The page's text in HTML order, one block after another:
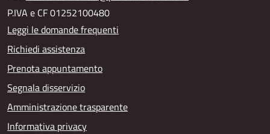
P.IVA e CF 01252100480
Leggi le domande frequenti
Richiedi assistenza
Prenota appuntamento
Segnala disservizio
Amministrazione trasparente
Informativa privacy